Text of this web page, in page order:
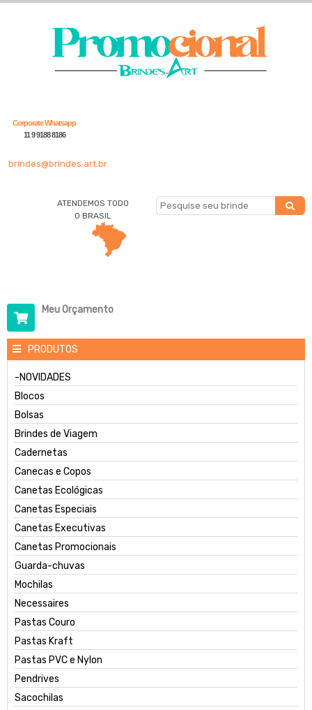
Corporate Whatsapp
11 9 9188 8186
brindes@brindes.art.br
ATENDEMOS TODO
O BRASIL
Meu Orçamento
PRODUTOS
-NOVIDADES
Blocos
Bolsas
Brindes de Viagem
Cadernetas
Canecas e Copos
Canetas Ecológicas
Canetas Especiais
Canetas Executivas
Canetas Promocionais
Guarda-chuvas
Mochilas
Necessaires
Pastas Couro
Pastas Kraft
Pastas PVC e Nylon
Pendrives
Sacochilas